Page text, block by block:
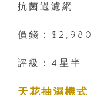
抗菌過濾網
價錢：$2,980
評級：4星半
天花抽濕機式